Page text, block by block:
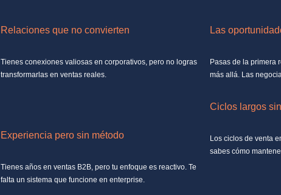
Relaciones que no convierten
Tienes conexiones valiosas en corporativos, pero no logras
transformarlas en ventas reales.
Las
Pasas de la primera
más allá. Las
Experiencia pero sin método
Tienes años en ventas B2B, pero tu enfoque es reactivo. Te
falta un sistema que funcione en enterprise.
Ciclos largos
Los ciclos de venta
sabes cómo